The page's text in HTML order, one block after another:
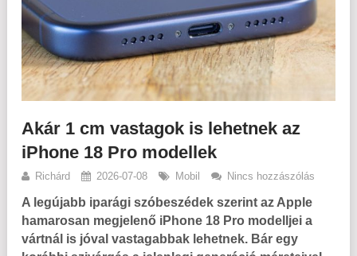
Akár 1 cm vastagok is lehetnek az
iPhone 18 Pro modellek
Richárd 2026-07-08 Mobil Nincs hozzászólás
A legújabb iparági szóbeszédek szerint az Apple
hamarosan megjelenő iPhone 18 Pro modelljei a
vártnál is jóval vastagabbak lehetnek. Bár egy